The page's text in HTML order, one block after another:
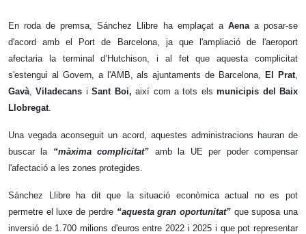
En roda de premsa, Sánchez Llibre ha emplaçat a Aenaa posar-se
d'acord amb el Port de Barcelona, ja que l'ampliació de l'aeroport
afectaria la terminal d’Hutchison, i al fet que aquesta complicitat
s'estengui al Govern, a l'AMB, als ajuntaments de Barcelona, El Prat,
Gavà,Viladecans iSant Boi, així com a tots elsmunicipis del Baix
Llobregat.
Una vegada aconseguit un acord, aquestes administracions hauran de
buscar la “màxima complicitat” amb la UE per poder compensar
l'afectació a les zones protegides.
Sánchez Llibre ha dit que la situació econòmica actual no es pot
permetre el luxe de perdre “aquesta gran oportunitat”que suposa una
inversió de 1.700 milions d'euros entre 2022 i 2025 i que pot representar